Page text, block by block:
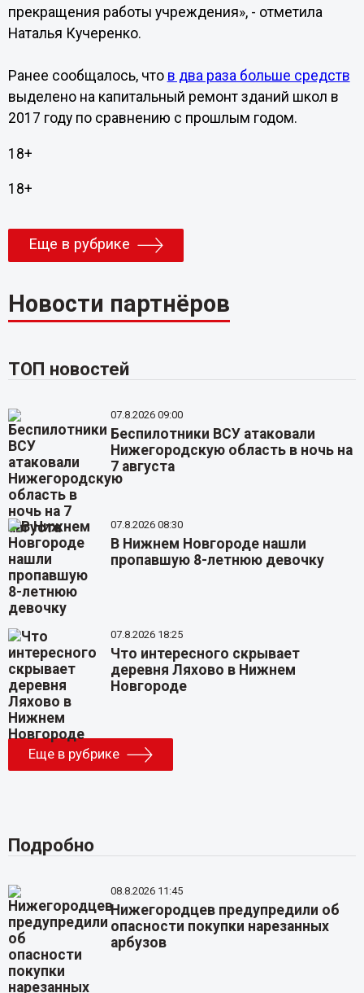
прекращения работы учреждения», - отметила
Наталья Кучеренко.
Ранее сообщалось, что в два раза больше средств
выделено на капитальный ремонт зданий школ в
2017 году по сравнению с прошлым годом.
18+
18+
Еще в рубрике
Новости партнёров
ТОП новостей
07.8.2026 09:00
Беспилотники ВСУ атаковали
Нижегородскую область в ночь на
7 августа
07.8.2026 08:30
В Нижнем Новгороде нашли
пропавшую 8-летнюю девочку
07.8.2026 18:25
Что интересного скрывает
деревня Ляхово в Нижнем
Новгороде
Еще в рубрике
Подробно
08.8.2026 11:45
Нижегородцев предупредили об
опасности покупки нарезанных
арбузов